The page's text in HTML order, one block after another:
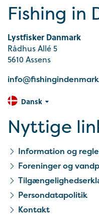
Fishing in
Lystfisker Danmark
Rådhus Allé 5
5610 Assens
Dansk
Nyttige
Information og
Foreninger og
Persondatapolitik
Kontakt